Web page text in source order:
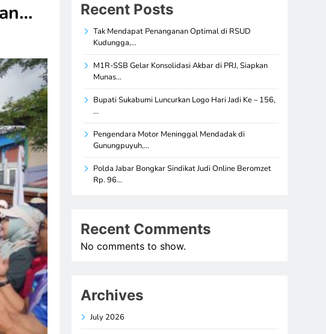
Recent Posts
Tak Mendapat Penanganan Optimal di RSUD
Kudungga,…
M1R-SSB Gelar Konsolidasi Akbar di PRJ, Siapkan
Munas…
Bupati Sukabumi Luncurkan Logo Hari Jadi Ke – 156,
…
Pengendara Motor Meninggal Mendadak di
Gunungpuyuh,…
Polda Jabar Bongkar Sindikat Judi Online Beromzet
Rp. 96…
Recent Comments
No comments to show.
Archives
July 2026